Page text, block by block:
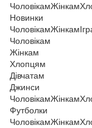
ЧоловікамЖінкам
Новинки
ЧоловікамЖінкам
Чоловікам
Жінкам
Хлопцям
Дівчатам
Джинси
ЧоловікамЖінкам
Футболки
ЧоловікамЖінкам